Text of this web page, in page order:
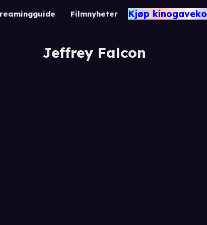
Filmnyheter Kjøp
Jeffrey Falcon